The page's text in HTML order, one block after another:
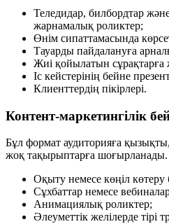
Теледидар, билбордтар
жарнамалық роликтер;
Өнім сипаттамасында
Тауарды пайдалануға
Жиі қойылатын сұрақтарға
Іс кейстерінің бейне
Клиенттердің пікірлері.
Контент-маркетингілік
Бұл формат аудиторияға
жоқ тақырыптарға
Оқыту немесе көңіл көтеру
Сұхбаттар немесе
Анимациялық роликтер;
Әлеуметтік желілерде тірі